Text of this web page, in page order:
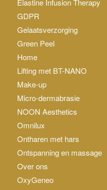
GDPR
Gelaatsverzorging
Green Peel
Home
Lifting met BT-NANO
Make-up
Micro-dermabrasie
NOON Aesthetics
Omnilux
Ontharen met hars
Ontspanning en massage
Over ons
OxyGeneo